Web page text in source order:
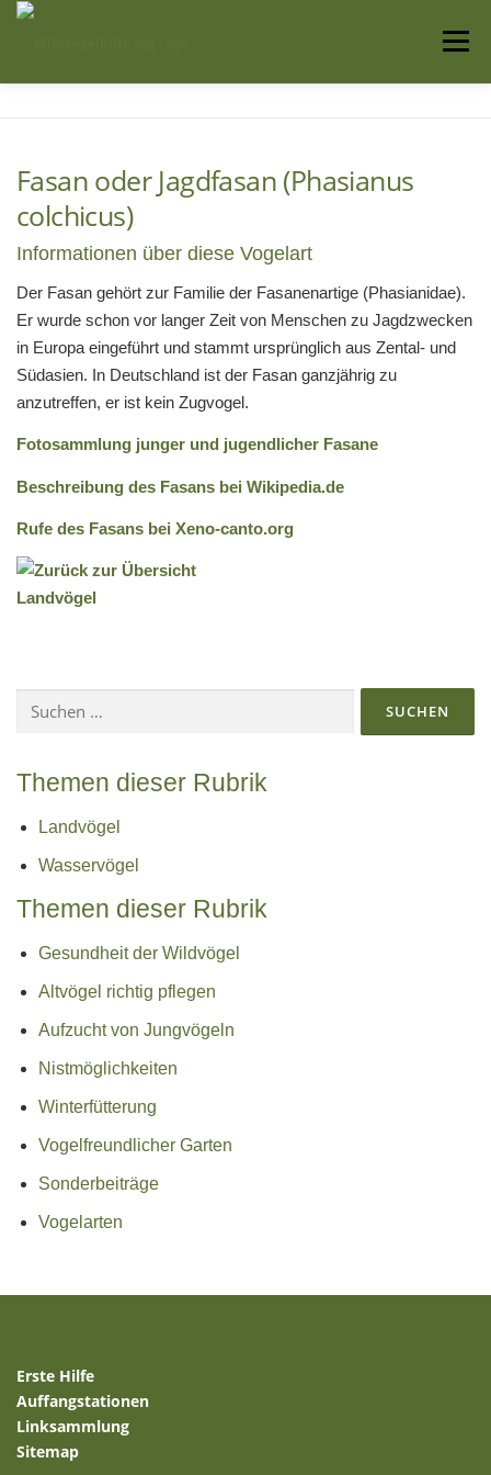
Zum
Menü
Auffangstationen
Fasan oder Jagdfasan (Phasianus
colchicus)
Informationen über diese Vogelart
Der Fasan gehört zur Familie der Fasanenartige (Phasianidae).
Er wurde schon vor langer Zeit von Menschen zu Jagdzwecken
in Europa eingeführt und stammt ursprünglich aus Zental- und
Südasien. In Deutschland ist der Fasan ganzjährig zu
anzutreffen, er ist kein Zugvogel.
Fotosammlung junger und jugendlicher Fasane
Beschreibung des Fasans bei Wikipedia.de
Rufe des Fasans bei Xeno-canto.org
nach:
Themen dieser Rubrik
Landvögel
Wasservögel
Themen dieser Rubrik
Gesundheit der Wildvögel
Altvögel richtig pflegen
Aufzucht von Jungvögeln
Nistmöglichkeiten
Winterfütterung
Vogelfreundlicher Garten
Sonderbeiträge
Vogelarten
Erste Hilfe
Auffangstationen
Linksammlung
Sitemap